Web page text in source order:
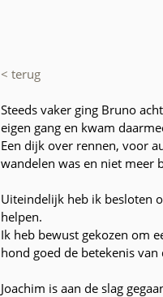
< terug
Steeds vaker ging Bruno
eigen gang en kwam
Een dijk over rennen, voor
wandelen was en niet meer
Uiteindelijk heb ik besloten
helpen.
Ik heb bewust gekozen om
hond goed de betekenis
Joachim is aan de slag